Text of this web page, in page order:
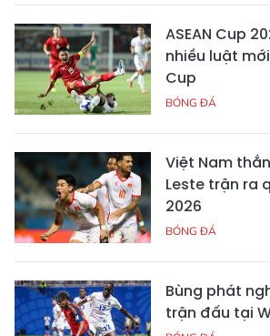
ASEAN Cup
nhiều luật
Cup
BÓNG ĐÁ
Việt Nam
Leste trận ra
2026
BÓNG ĐÁ
Bùng phát
trận đấu tại